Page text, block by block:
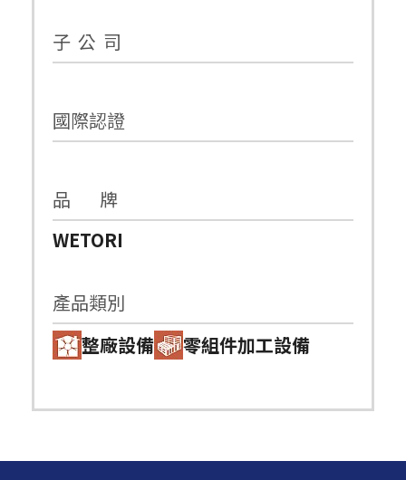
子 公 司
國際認證
品 牌
WETORI
產品類別
整廠設備
零組件加工設備